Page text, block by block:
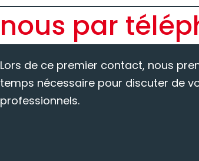
nous par
Lors de ce premier contact, nous
temps nécessaire pour discuter de
professionnels.